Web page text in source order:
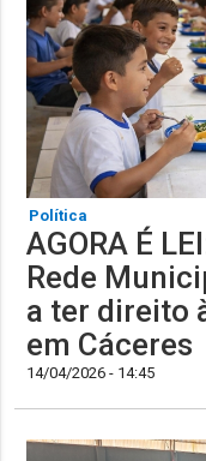
Política
AGORA É
Rede
a ter direito
em Cáceres
14/04/2026 - 14:45